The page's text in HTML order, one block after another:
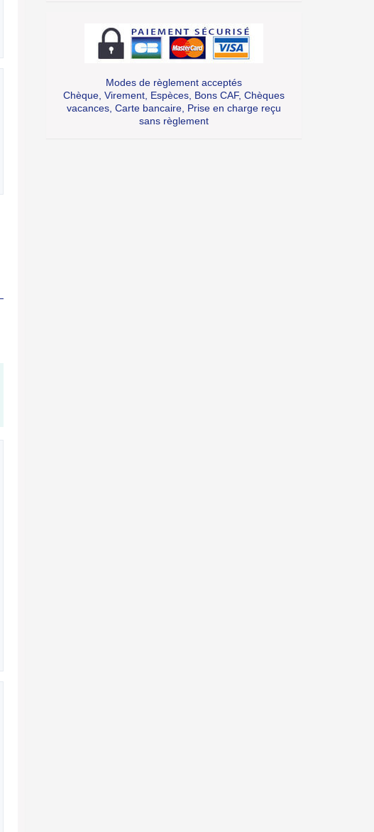
Modes de règlement acceptés
Chèque, Virement, Espèces, Bons CAF, Chèques
vacances, Carte bancaire, Prise en charge reçu
sans règlement